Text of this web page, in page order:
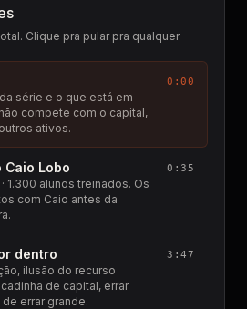
Clique pra pular pra qualquer
série e o que está em
compete com o capital,
ativos.
0:00
Caio Lobo
1.300 alunos treinados. Os
com Caio antes da
0:35
dentro
ilusão do recurso
de capital, errar
errar grande.
3:47